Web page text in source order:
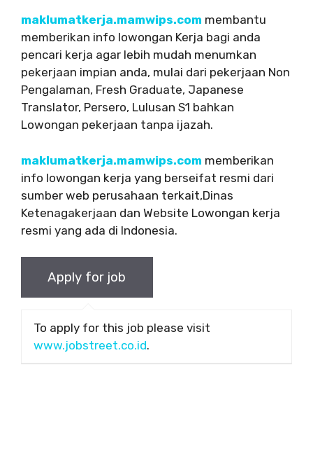
maklumatkerja.mamwips.com membantu
memberikan info lowongan Kerja bagi anda
pencari kerja agar lebih mudah menumkan
pekerjaan impian anda, mulai dari pekerjaan Non
Pengalaman, Fresh Graduate, Japanese
Translator, Persero, Lulusan S1 bahkan
Lowongan pekerjaan tanpa ijazah.
maklumatkerja.mamwips.com memberikan
info lowongan kerja yang berseifat resmi dari
sumber web perusahaan terkait,Dinas
Ketenagakerjaan dan Website Lowongan kerja
resmi yang ada di Indonesia.
To apply for this job please visit
www.jobstreet.co.id.